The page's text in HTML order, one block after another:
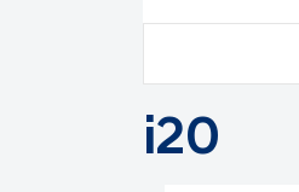
i20